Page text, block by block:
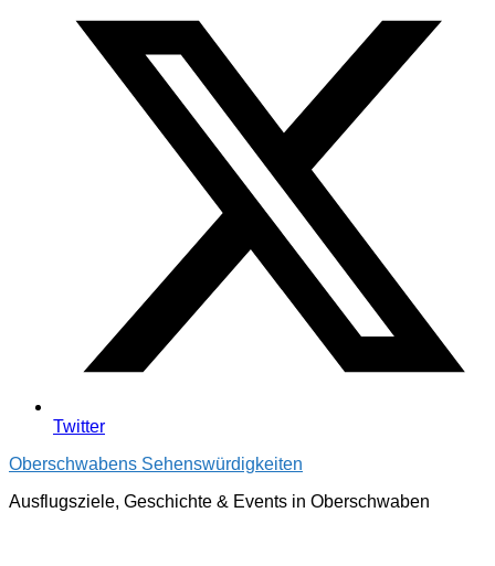
Twitter
Oberschwabens Sehenswürdigkeiten
Ausflugsziele, Geschichte & Events in Oberschwaben